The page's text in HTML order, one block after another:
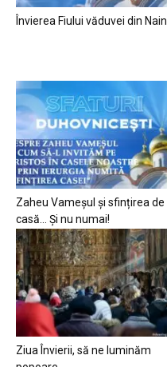
Învierea Fiului văduvei din Nain
Zaheu Vameșul și sfințirea de
casă… Și nu numai!
Ziua Învierii, să ne luminăm